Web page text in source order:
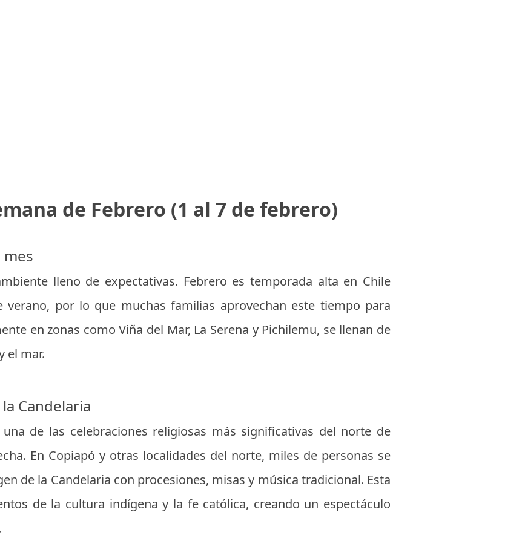
de Febrero (1 al 7 de febrero)
lleno de expectativas. Febrero es temporada alta en Chile
verano, por lo que muchas familias aprovechan este tiempo para
en zonas como Viña del Mar, La Serena y Pichilemu, se llenan de
el mar.
Candelaria
una de las celebraciones religiosas más significativas del norte de
En Copiapó y otras localidades del norte, miles de personas se
de la Candelaria con procesiones, misas y música tradicional. Esta
de la cultura indígena y la fe católica, creando un espectáculo